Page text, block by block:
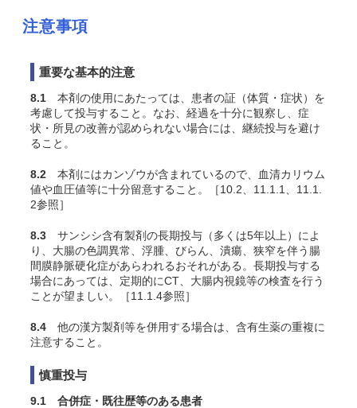
注意事項
重要な基本的注意
8.1 本剤の使用にあたっては、患者の証（体質・症状）を
考慮して投与すること。なお、経過を十分に観察し、症
状・所見の改善が認められない場合には、継続投与を避け
ること。
8.2 本剤にはカンゾウが含まれているので、血清カリウム
値や血圧値等に十分留意すること。［10.2、11.1.1、11.1.
2参照］
8.3 サンシシ含有製剤の長期投与（多くは5年以上）によ
り、大腸の色調異常、浮腫、びらん、潰瘍、狭窄を伴う腸
間膜静脈硬化症があらわれるおそれがある。長期投与する
場合にあっては、定期的にCT、大腸内視鏡等の検査を行う
ことが望ましい。［11.1.4参照］
8.4 他の漢方製剤等を併用する場合は、含有生薬の重複に
注意すること。
慎重投与
9.1 合併症・既往歴等のある患者